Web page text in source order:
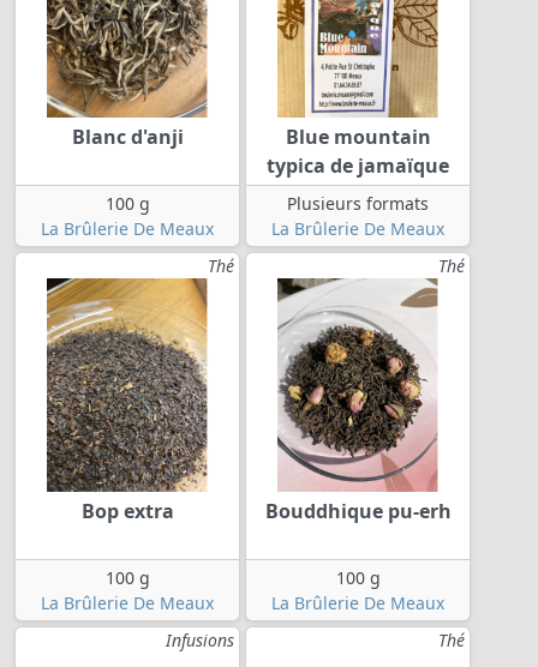
Blanc d'anji
100 g
La Brûlerie De Meaux
Blue mountain
typica de jamaïque
Plusieurs formats
La Brûlerie De Meaux
Thé
Bop extra
100 g
La Brûlerie De Meaux
Thé
Bouddhique pu-erh
100 g
La Brûlerie De Meaux
Infusions
Thé